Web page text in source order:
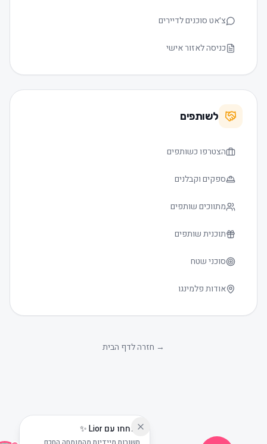
גודל טקסט
שוחחו עם Lior ✨
צ׳אט סוכנים לדיירים
כניסה לאזור אישי
לשותפים
הצטרפו כשותפים
ספקים וקבלנים
מתווכים שותפים
תוכנית שותפים
סוכני שטח
אודות פלמינגו
חזרה לדף הבית